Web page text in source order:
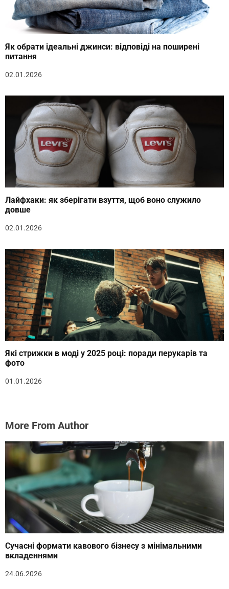
Як обрати ідеальні джинси: відповіді на поширені
питання
02.01.2026
Лайфхаки: як зберігати взуття, щоб воно служило
довше
02.01.2026
Які стрижки в моді у 2025 році: поради перукарів та
фото
01.01.2026
More From Author
Сучасні формати кавового бізнесу з мінімальними
вкладеннями
24.06.2026